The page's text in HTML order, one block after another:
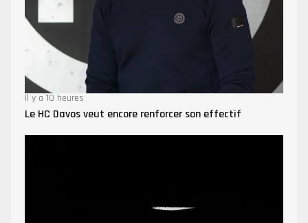
Il y a 10 heures
Le HC Davos veut encore renforcer son effectif